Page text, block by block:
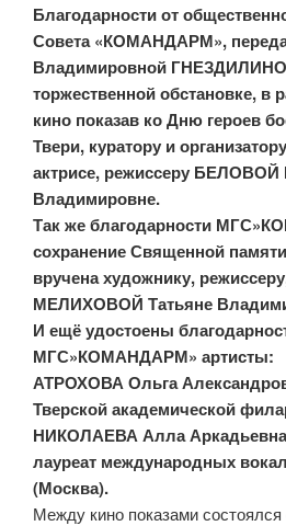
Благодарности от
Совета «КОМАНДАРМ»,
Владимировной
торжественной обстановке, в
кино показав ко Дню героев
Твери, куратору и
актрисе, режиссеру БЕЛОВОЙ
Владимировне.
Так же благодарности
сохранение Священной
вручена художнику,
МЕЛИХОВОЙ Татьяне
И ещё удостоены
МГС»КОМАНДАРМ» артисты:
АТРОХОВА Ольга
Тверской академической
НИКОЛАЕВА Алла
лауреат международных
(Москва).
Между кино показами